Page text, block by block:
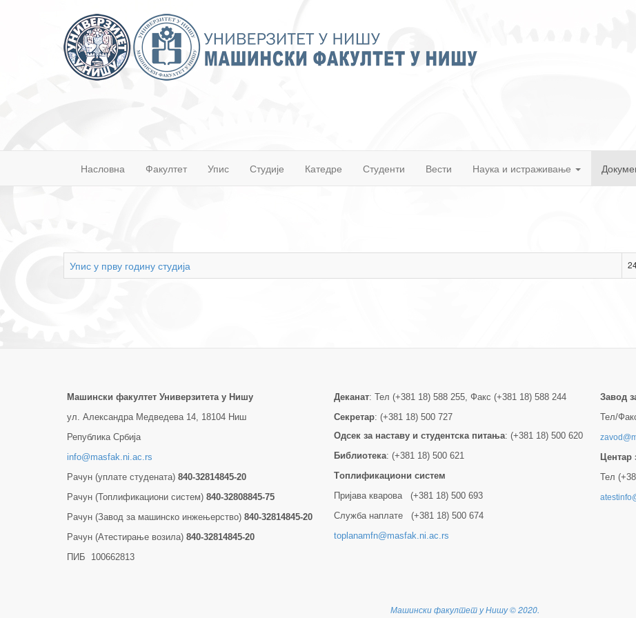
Насловна Факултет Упис Студије Катедре Студенти Вести Наука и истраживање
Упис у прву годину студија
Машински факултет Универзитетa у Нишу
ул. Александра Медведева 14, 18104 Ниш
Република Србија
info@masfak.ni.ac.rs
Рачун (уплате студената) 840-32814845-20
Рачун (Топлификациони систем) 840-32808845-75
Рачун (Завод за машинско инжењерство) 840-32814845-20
Рачун (Атестирање возила) 840-32814845-20
ПИБ 100662813
Деканат: Тел (+381 18) 588 255, Факс (+381 18) 588 244
Секретар: (+381 18) 500 727
Одсек за наставу и студентска питања: (+381 18) 500 620
Библиотека: (+381 18) 500 621
Tоплификациони систем
Пријава кварова (+381 18) 500 693
Служба наплате (+381 18) 500 674
toplanamfn@masfak.ni.ac.rs
Завод
Тел/
Центар
Тел
Машински факултет у Нишу©2020.